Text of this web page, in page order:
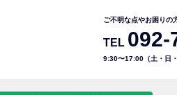
ご不明な点やお困りの
TEL 092-
9:30〜17:00（土・日